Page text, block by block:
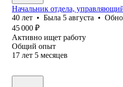
Начальник отдела,
40 лет • Была 5 августа •
45 000 ₽
Активно ищет работу
Общий опыт
17 лет 5 месяцев